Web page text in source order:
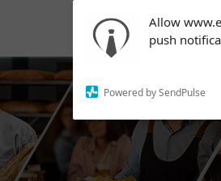
Allow
push
Powered by SendPulse
notifications!
To enable permission
on the notification icon